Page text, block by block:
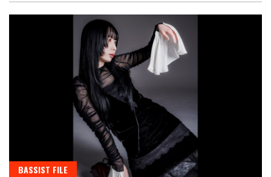
BASSIST FILE